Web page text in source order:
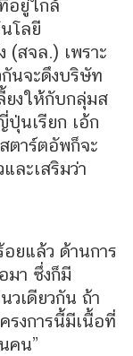
อยู่ใกล้
โลยี
(สจล.) เพราะ
กันจะดึงบริษัท
ยงให้กับกลุ่มส
นเรียก เอ้ก
ตาร์ตอัพก็จะ
ละเสริมว่า
อยแล้ว ด้านการ
มา ซึ่งก็มี
วเดียวกัน ถ้า
รงการนี้มีเนื้อที่
คน”